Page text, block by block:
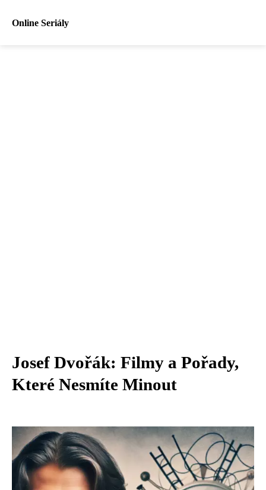
Online Seriály
Josef Dvořák: Filmy a Pořady,
Které Nesmíte Minout